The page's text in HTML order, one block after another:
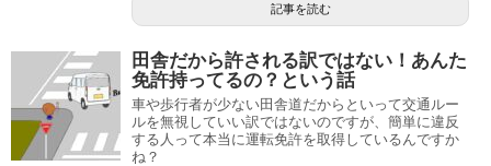
記事を読む
田舎だから許される訳ではない！あんた
免許持ってるの？という話
車や歩行者が少ない田舎道だからといって交通ルー
ルを無視していい訳ではないのですが、簡単に違反
する人って本当に運転免許を取得しているんですか
ね？